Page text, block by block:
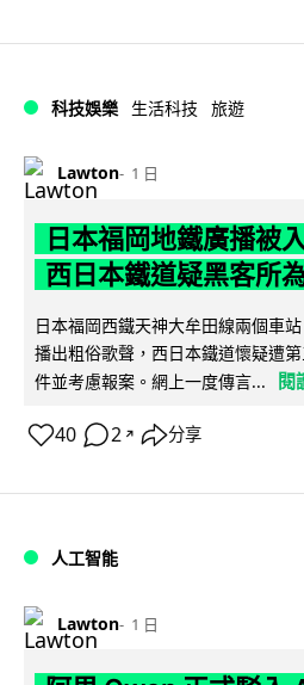
科技娛樂 生活科技 旅遊
Lawton 1 日
日本福岡地鐵廣播被
西日本鐵道疑黑客所
日本福岡西鐵天神大牟田線兩個車
播出粗俗歌聲，西日本鐵道懷疑遭
件並考慮報案。網上一度傳言...
閱
40 2 ↗ 分享
人工智能
Lawton 1 日